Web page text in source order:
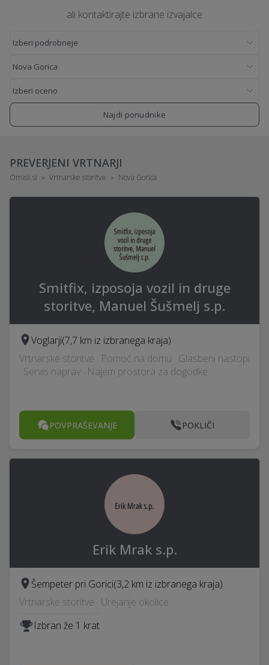
ali kontaktirajte izbrane izvajalce
Najdi ponudnike
PREVERJENI VRTNARJI
Omisli.si Vrtnarske storitve Nova Gorica
Smitfix, izposoja vozil in druge
storitve, Manuel Šušmelj s.p.
Voglarji(7,7 km iz izbranega kraja)
Vrtnarske storitve · Pomoč na domu · Glasbeni nastopi
· Servis naprav · Najem prostora za dogodke
POVPRAŠEVANJE POKLIČI
Erik Mrak s.p.
Šempeter pri Gorici(3,2 km iz izbranega kraja)
Vrtnarske storitve · Urejanje okolice
Izbran že 1 krat